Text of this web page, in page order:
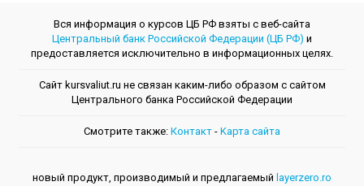
Вся информация о курсов ЦБ РФ взяты с веб-сайта
Центральный банк Российской Федерации (ЦБ РФ) и
предоставляется исключительно в информационных целях.
Сайт kursvaliut.ru не связан каким-либо образом с сайтом
Центрального банкa Российской Федерации
Смотрите также: Контакт - Kарта сайта
новый продукт, производимый и предлагаемый layerzero.ro